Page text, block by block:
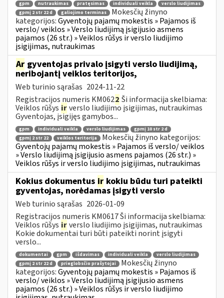
gpm nutraukimas pratęsimas individuali veikla
verslo liudijimas
gpmį 2 str 22 d
galiojimo terminas
Mokesčių žinyno
kategorijos:Gyventojų pajamų mokestis » Pajamos iš
verslo/ veiklos » Verslo liudijimą įsigijusio asmens
pajamos (26 str.) » Veiklos rūšys ir verslo liudijimo
įsigijimas, nutraukimas
Ar gyventojas privalo įsigyti verslo liudijimą,
neribojantį veiklos teritorijos,
Web turinio sąrašas 2024-11-22
Registracijos numeris KM0622 Ši informacija skelbiama:
Veiklos rūšys irverslo liudijimo įsigijimas, nutraukimas
Gyventojas, įsigijęs gamybos...
gpm individuali veikla verslo liudijimas
gpmį 10 str 2 d
gpmį 2 str 22
veiklos teritorija
Mokesčių žinyno kategorijos:
Gyventojų pajamų mokestis » Pajamos iš verslo/ veiklos
» Verslo liudijimą įsigijusio asmens pajamos (26 str.) »
Veiklos rūšys ir verslo liudijimo įsigijimas, nutraukimas
Kokius dokumentus ir kokiu būdu turi pateikti
gyventojas, norėdamas įsigyti verslo
Web turinio sąrašas 2026-01-09
Registracijos numeris KM0617 Ši informacija skelbiama:
Veiklos rūšys irverslo liudijimo įsigijimas, nutraukimas
Kokie dokumentai turi būti pateikti norint įsigyti
verslo...
dokumentai gpm išdavimas individuali veikla
verslo liudijimas
gpmį 2 str 22 d
prieglobsčio prašytojai
Mokesčių žinyno
kategorijos:Gyventojų pajamų mokestis » Pajamos iš
verslo/ veiklos » Verslo liudijimą įsigijusio asmens
pajamos (26 str.) » Veiklos rūšys ir verslo liudijimo